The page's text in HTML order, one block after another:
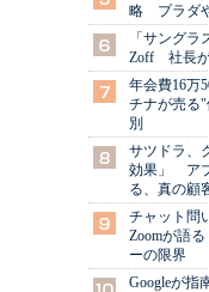
略 プラダや
「サング
Zoff 社長が
年会費16万
チナが売る
別
サツドラ、
効果」 ア
る、真の顧
チャット問
Zoomが語
ーの限界
Googleが指